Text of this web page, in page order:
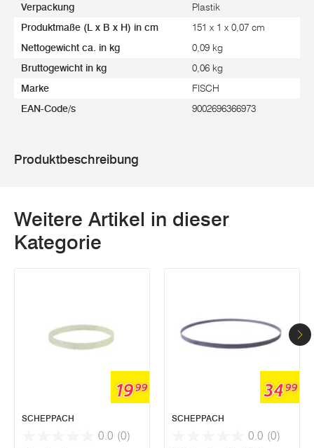
Verpackung Plastik
Produktmaße (L x B x H) in cm 151 x 1 x 0,07 cm
Nettogewicht ca. in kg 0,09 kg
Bruttogewicht in kg 0,06 kg
Marke FISCH
EAN-Code/s 9002696366973
Produktbeschreibung
Weitere Artikel in dieser
Kategorie
1999
SCHEPPACH
0.0 (0)
3499
SCHEPPACH
0.0 (0)